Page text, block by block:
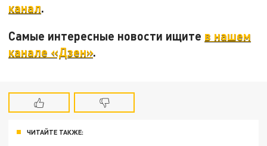
канал.
Самые интересные новости ищите в нашем
канале «Дзен».
ЧИТАЙТЕ ТАКЖЕ: